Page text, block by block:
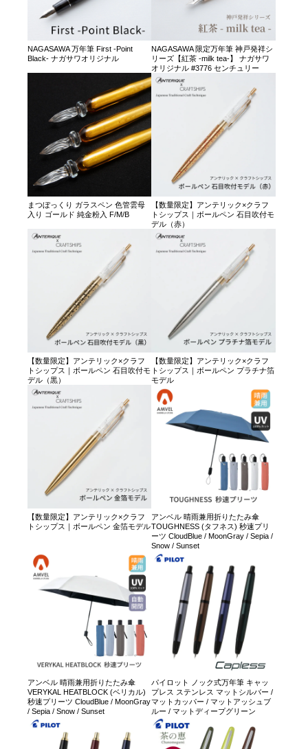
NAGASAWA 万年筆 First -Point
Black- ナガサワオリジナル
NAGASAWA 限定万年筆 神戸発祥シ
リーズ【紅茶 -milk tea-】 ナガサワ
オリジナル #3776 センチュリー
まつぼっくり ガラスペン 色管雲母
入り ゴールド 純金粉入 F/M/B
【数量限定】アンテリック×クラフ
トシップス｜ボールペン 石目吹付モ
デル（赤）
【数量限定】アンテリック×クラフ
トシップス｜ボールペン 石目吹付モ
デル（黒）
【数量限定】アンテリック×クラフ
トシップス｜ボールペン プラチナ箔
モデル
【数量限定】アンテリック×クラフ
トシップス｜ボールペン 金箔モデル
アンベル 晴雨兼用折りたたみ傘
TOUGHNESS (タフネス) 秒速プリ
ーツ CloudBlue / MoonGray / Sepia /
Snow / Sunset
アンベル 晴雨兼用折りたたみ傘
VERYKAL HEATBLOCK (ベリカル)
秒速プリーツ CloudBlue / MoonGray
/ Sepia / Snow / Sunset
パイロット ノック式万年筆 キャッ
プレス ステンレス マットシルバー /
マットカッパー / マットアッシュブ
ルー / マットディープグリーン